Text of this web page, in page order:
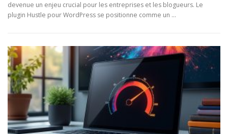
devenue un enjeu crucial pour les entreprises et les blogueurs. Le
plugin Hustle pour WordPress se positionne comme un …